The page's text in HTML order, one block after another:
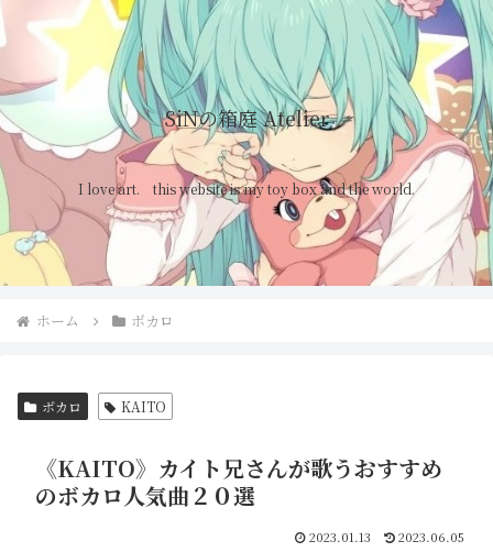
SiNの箱庭 Atelier
I love art. this website is my toy box and the world.
ホーム ボカロ
ボカロ KAITO
《KAITO》カイト兄さんが歌うおすすめ
のボカロ人気曲２０選
2023.01.13 2023.06.05